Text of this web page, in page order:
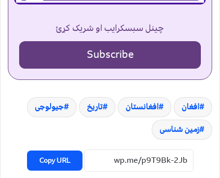
چینل سبسکرایب او شریک کړئ
Subscribe
افغان افغانستان تاریخ
جیولوجی
زمین شناسی
Copy URL